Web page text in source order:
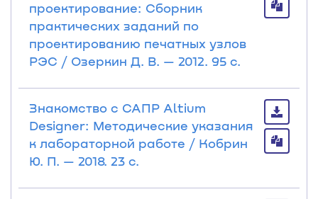
проектирование: Сборник
практических заданий по
проектированию печатных узлов
РЭС / Озеркин Д. В. — 2012. 95 с.
Знакомство с САПР Altium
Designer: Методические указания
к лабораторной работе / Кобрин
Ю. П. — 2018. 23 с.